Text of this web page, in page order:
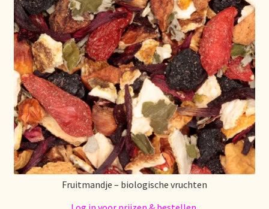
Stock matters
Surtido
Terms and Conditions
Über uns
Unsere Vision von Tee
Versand und Lieferung
Verzenden en bezorgen
Fruitmandje – biologische vruchten